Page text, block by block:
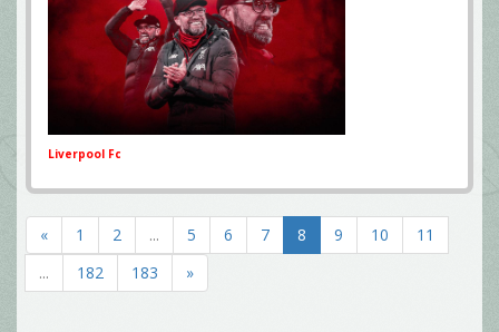
Liverpool Fc
« 1 2 ... 5 6 7 8 9 10
11
...
182 183 »